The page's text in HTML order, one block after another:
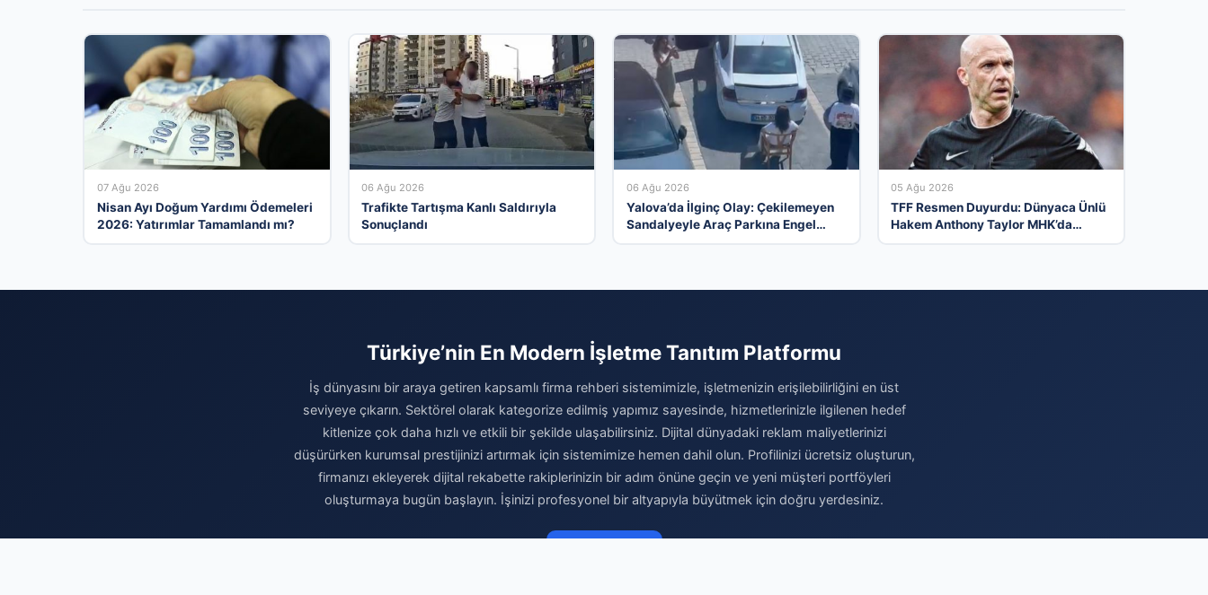
07 Ağu 2026
Nisan Ayı Doğum Yardımı Ödemeleri
2026: Yatırımlar Tamamlandı mı?
06 Ağu 2026
Trafikte Tartışma Kanlı Saldırıyla
Sonuçlandı
06 Ağu 2026
Yalova’da İlginç Olay: Çekilemeyen
Sandalyeyle Araç Parkına Engel
05 Ağu 2026
TFF Resmen Duyurdu: Dünyaca Ünlü
Hakem Anthony Taylor MHK’da
Türkiye’nin En Modern İşletme Tanıtım Platformu
İş dünyasını bir araya getiren kapsamlı firma rehberi sistemimizle, işletmenizin erişilebilirliğini en üst
seviyeye çıkarın. Sektörel olarak kategorize edilmiş yapımız sayesinde, hizmetlerinizle ilgilenen hedef
kitlenize çok daha hızlı ve etkili bir şekilde ulaşabilirsiniz. Dijital dünyadaki reklam maliyetlerinizi
düşürürken kurumsal prestijinizi artırmak için sistemimize hemen dahil olun. Profilinizi ücretsiz oluşturun,
firmanızı ekleyerek dijital rekabette rakiplerinizin bir adım önüne geçin ve yeni müşteri portföyleri
oluşturmaya bugün başlayın. İşinizi profesyonel bir altyapıyla büyütmek için doğru yerdesiniz.